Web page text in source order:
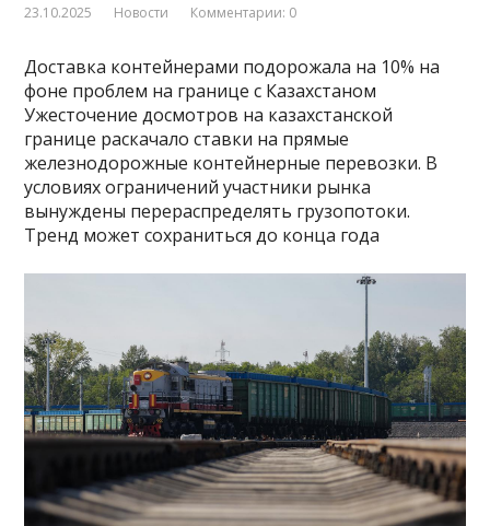
23.10.2025 Новости Комментарии: 0
Доставка контейнерами подорожала на 10% на
фоне проблем на границе с Казахстаном
Ужесточение досмотров на казахстанской
границе раскачало ставки на прямые
железнодорожные контейнерные перевозки. В
условиях ограничений участники рынка
вынуждены перераспределять грузопотоки.
Тренд может сохраниться до конца года